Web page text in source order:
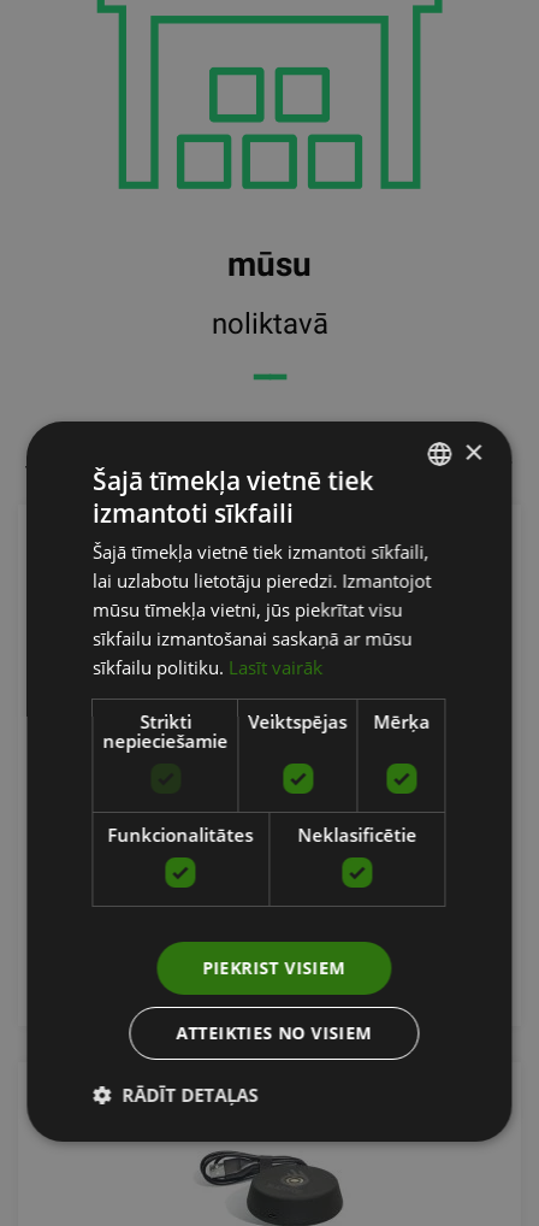
mūsu
noliktavā
━━
144 preces lapā Vispopulārākais Filtri
BLAZEPOD WALL MOUNT DUO (2 PIECES)
BLAZEPOD
pievienot grozam
ENGLISH
RUSSIAN
×
Šajā tīmekļa vietnē tiek
izmantoti sīkfaili
Šajā tīmekļa vietnē tiek izmantoti sīkfaili,
lai uzlabotu lietotāju pieredzi. Izmantojot
mūsu tīmekļa vietni, jūs piekrītat visu
sīkfailu izmantošanai saskaņā ar mūsu
sīkfailu politiku. Lasīt vairāk
Strikti
nepieciešamie
Veiktspējas Mērķa
Funkcionalitātes Neklasificētie
PIEKRIST VISIEM
ATTEIKTIES NO VISIEM
RĀDĪT DETAĻAS